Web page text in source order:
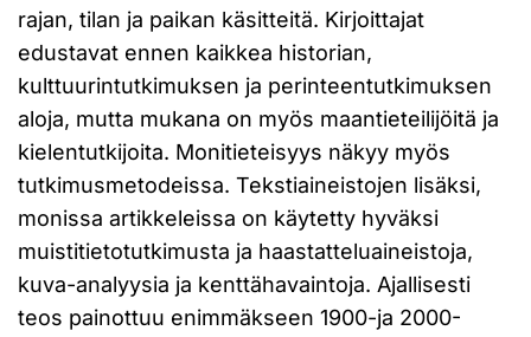
rajan, tilan ja paikan käsitteitä. Kirjoittajat
edustavat ennen kaikkea historian,
kulttuurintutkimuksen ja perinteentutkimuksen
aloja, mutta mukana on myös maantieteilijöitä ja
kielentutkijoita. Monitieteisyys näkyy myös
tutkimusmetodeissa. Tekstiaineistojen lisäksi,
monissa artikkeleissa on käytetty hyväksi
muistitietotutkimusta ja haastatteluaineistoja,
kuva-analyysia ja kenttähavaintoja. Ajallisesti
teos painottuu enimmäkseen 1900-ja 2000-